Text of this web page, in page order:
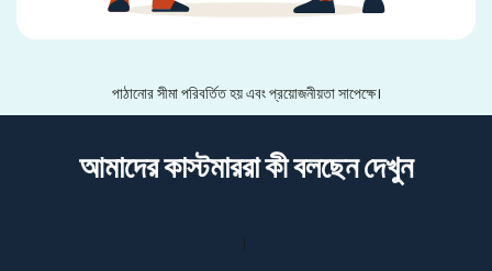
পাঠানোর সীমা পরিবর্তিত হয় এবং প্রয়োজনীয়তা সাপেক্ষে।
আমাদের কাস্টমাররা কী বলছেন দেখুন